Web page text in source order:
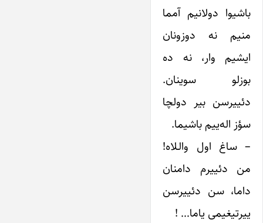
باشیوا دولانیم آمما
منیم نه دوزونان
ایشیم وار، نه ده
بوزلو سوینان.
دئییرسن بیر دولچا
سؤز اله‌ییم باشیما.
– ساغ اول والـلاه!
من دئییرم دامنان
داما، سن دئییرسن
ییرتیغیمی یاما… !